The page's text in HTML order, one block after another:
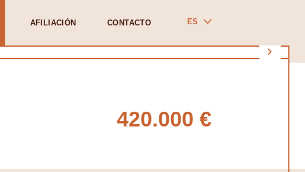
AFILIACIÓN CONTACTO ES
420.000 €